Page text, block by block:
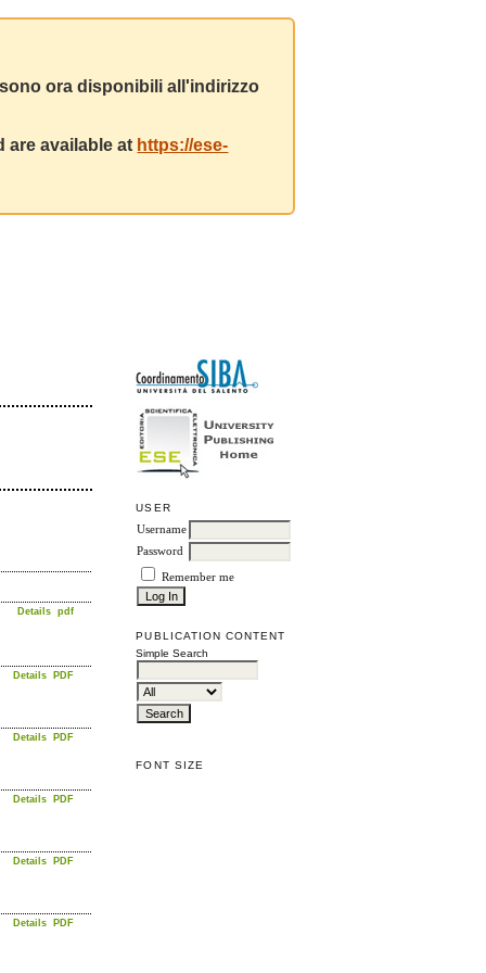
ora disponibili all'indirizzo
are available at https://ese-
USER
Username
Password
Remember me
PUBLICATION CONTENT
Simple Search
FONT SIZE
Details pdf
Details PDF
Details PDF
Details PDF
Details PDF
Details PDF